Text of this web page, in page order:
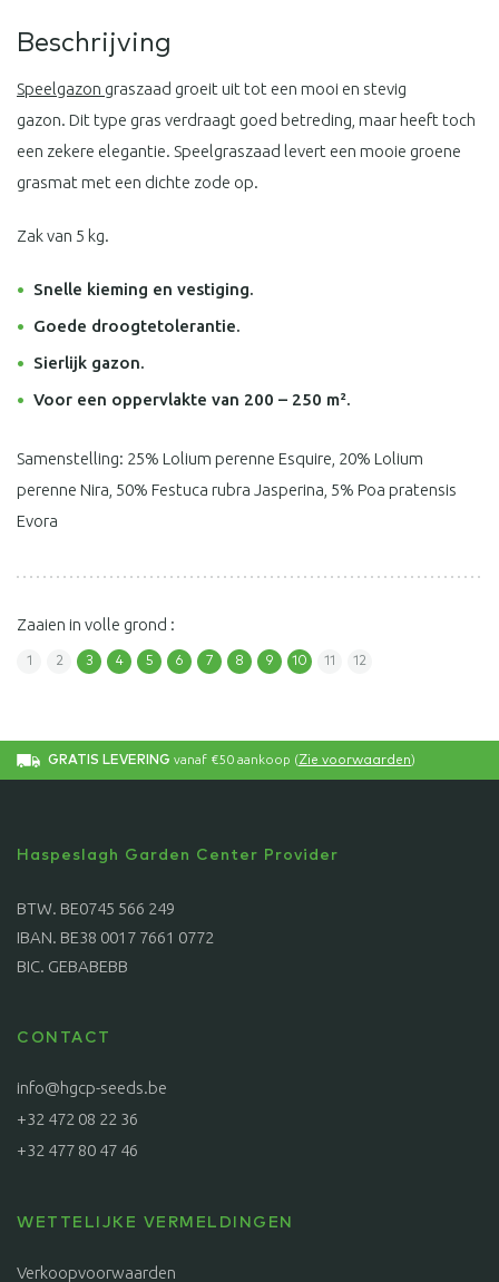
Beschrijving
Speelgazon graszaad groeit uit tot een mooi en stevig
gazon. Dit type gras verdraagt goed betreding, maar heeft toch
een zekere elegantie. Speelgraszaad levert een mooie groene
grasmat met een dichte zode op.
Zak van 5 kg.
Snelle kieming en vestiging.
Goede droogtetolerantie.
Sierlijk gazon.
Voor een oppervlakte van 200 – 250 m².
Samenstelling: 25% Lolium perenne Esquire, 20% Lolium
perenne Nira, 50% Festuca rubra Jasperina, 5% Poa pratensis
Evora
Zaaien in volle grond :
1 2 3 4 5 6 7 8 9 10 11 12
GRATIS LEVERING vanaf €50 aankoop (Zie voorwaarden)
Haspeslagh Garden Center Provider
BTW. BE0745 566 249
IBAN. BE38 0017 7661 0772
BIC. GEBABEBB
CONTACT
info@hgcp-seeds.be
+32 472 08 22 36
+32 477 80 47 46
WETTELIJKE VERMELDINGEN
Verkoopvoorwaarden